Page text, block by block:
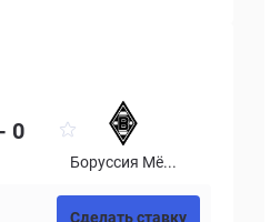
0
Боруссия Мё...
Сделать ставку